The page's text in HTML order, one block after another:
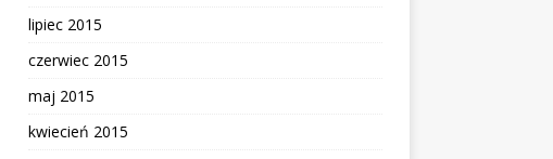
lipiec 2015
czerwiec 2015
maj 2015
kwiecień 2015